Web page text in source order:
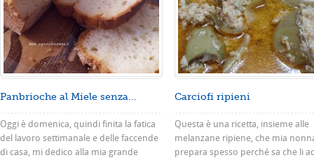
Panbrioche al Miele senza...
Oggi è domenica, quindi finita la fatica
del lavoro settimanale e delle faccende
di casa, mi dedico alla mia grande
Carciofi ripieni
Questa è una ricetta, insieme alle
melanzane ripiene, che mia
prepara spesso perché sa che li